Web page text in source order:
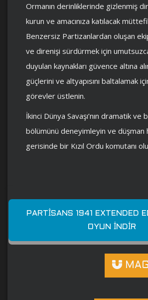
Ormanın derinliklerinde gizlenmiş
kurun ve amacınıza katılacak
Benzersiz Partizanlardan oluşan
ve direnişi sürdürmek için
duyulan kaynakları güvence altına
güçlerini ve altyapısını baltalamak
görevler üstlenin.
İkinci Dünya Savaşı’nın dramatik
bölümünü deneyimleyin ve düşman
gerisinde bir Kızıl Ordu komutanı
PARTISANS 1941 EXTENDED
OYUN İNDIR